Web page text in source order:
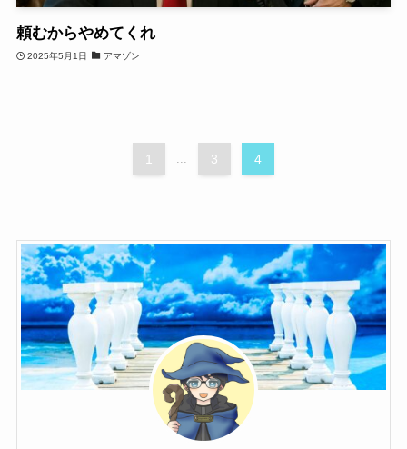
頼むからやめてくれ
2025年5月1日 アマゾン
1 ... 3 4